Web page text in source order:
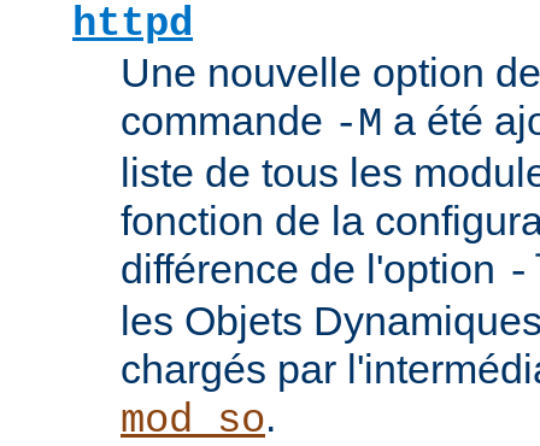
httpd
Une nouvelle option
commande -M a été
liste de tous les
fonction de la
différence de l'option
les Objets
chargés par
mod_so.